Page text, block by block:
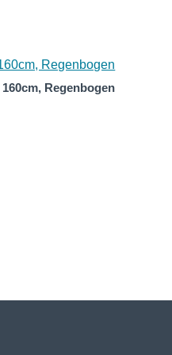
das
Seidengewebe eine
Tragegefühl.
als Meterware in
Regenbogen